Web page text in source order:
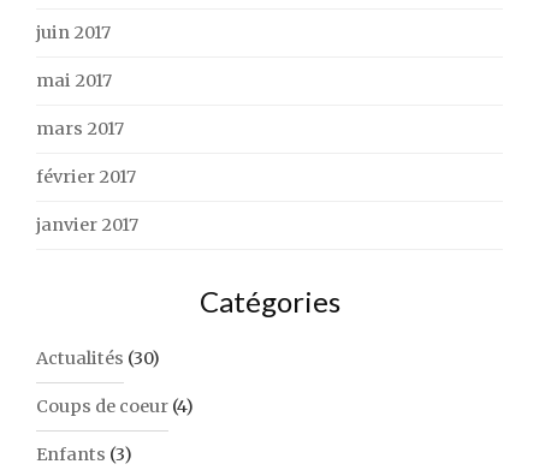
juin 2017
mai 2017
mars 2017
février 2017
janvier 2017
Catégories
Actualités (30)
Coups de coeur (4)
Enfants (3)